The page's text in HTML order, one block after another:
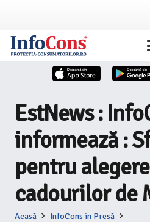
EstNews :
informează :
pentru
cadourilor de
Acasă
InfoCons în Presă